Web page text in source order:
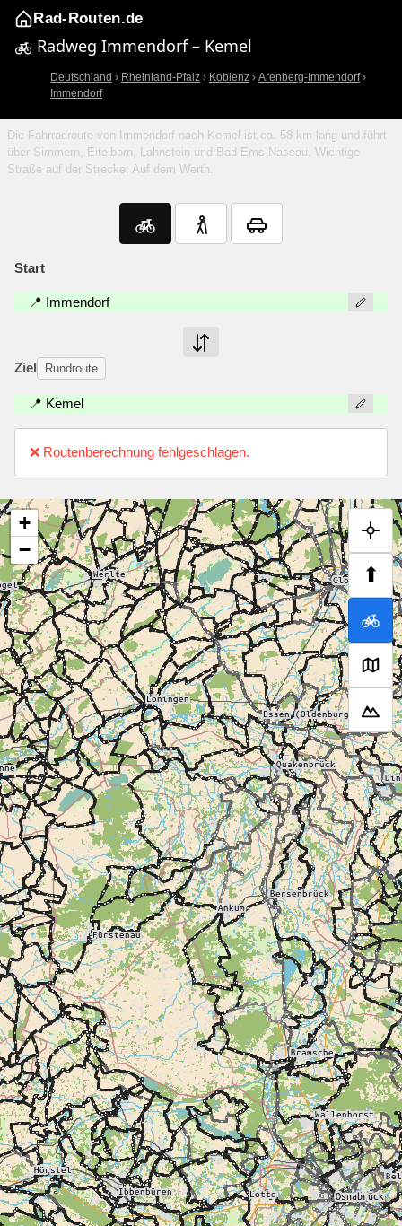
Rad-Routen.de
Radweg Immendorf – Kemel
Deutschland › Rheinland-Pfalz › Koblenz › Arenberg-Immendorf›
Immendorf
Die Fahrradroute von Immendorf nach Kemel ist ca. 58 km lang und führt
über Simmern, Eitelborn, Lahnstein und Bad Ems-Nassau. Wichtige
Straße auf der Strecke: Auf dem Werth.
Start
📍 Immendorf
Ziel Rundroute
📍 Kemel
❌ Routenberechnung fehlgeschlagen.
⬆
+
−